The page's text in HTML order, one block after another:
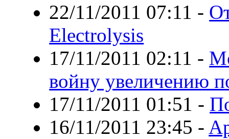
22/11/2011 07:11 -
Electrolysis
17/11/2011 02:11 -
войну увеличению
17/11/2011 01:51 -
16/11/2011 23:45 -